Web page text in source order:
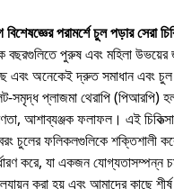
পরামর্শে চুল পড়ার সেরা
বছরগুলিতে পুরুষ এবং মহিলা
এবং অনেকেই দ্রুত সমাধান এবং
সমৃদ্ধ প্লাজমা থেরাপি (পিআরপি)
আশাব্যঞ্জক ফলাফল। এই
চুলের ফলিকলগুলিকে শক্তিশালী
করে, যা একজন যোগ্যতাসম্পন্ন
করা হয় এবং আমাদের কাছে